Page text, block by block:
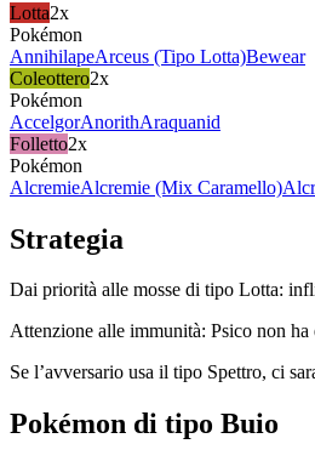
Lotta2x
Pokémon
AnnihilapeArceus (Tipo Lotta)Bewear
Coleottero2x
Pokémon
AccelgorAnorithAraquanid
Folletto2x
Pokémon
AlcremieAlcremie (Mix Caramello)
Strategia
Dai priorità alle mosse di tipo Lotta:
Attenzione alle immunità: Psico non
Se l’avversario usa il tipo Spettro, ci
Pokémon di tipo Buio